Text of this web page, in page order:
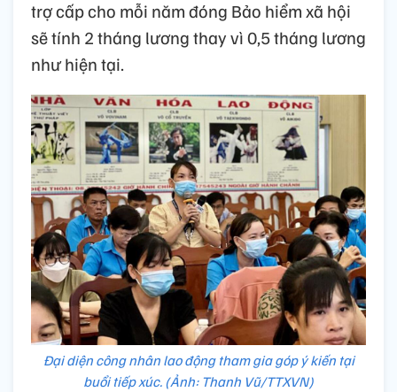
trợ cấp cho mỗi năm đóng Bảo hiểm xã hội
sẽ tính 2 tháng lương thay vì 0,5 tháng lương
như hiện tại.
Đại diện công nhân lao động tham gia góp ý kiến tại
buổi tiếp xúc. (Ảnh: Thanh Vũ/TTXVN)